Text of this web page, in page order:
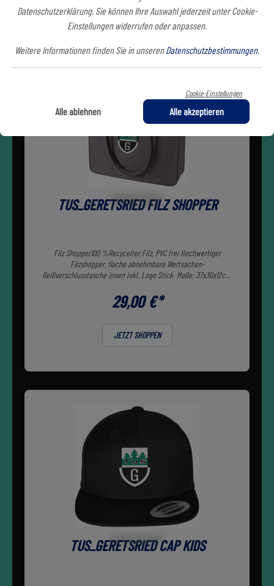
TUS_GERETSRIED FILZ SHOPPER
Filz Shopper100 %Recycelter Filz, PVC frei Hochwertiger
Filzshopper, flache abnehmbare Wertsachen-
Reißverschlusstasche innen inkl. Logo Stick Maße: 37x30x12cm
29,00 €*
JETZT SHOPPEN
TUS_GERETSRIED CAP KIDS
Datenschutzerklärung. Sie können Ihre Auswahl jederzeit unter Cookie-
Einstellungen widerrufen oder anpassen.
Weitere Informationen finden Sie in unserenDatenschutzbestimmungen.
Cookie-Einstellungen
Alle ablehnen Alle akzeptieren